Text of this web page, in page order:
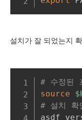
설치가 잘 되었는지
# 수정된
source
# 설치 확